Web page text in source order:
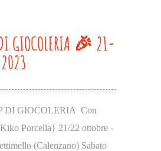
DI GIOCOLERIA 🎉 21-
DI GIOCOLERIA Con
Porcella} 21/22 ottobre -
(Calenzano) Sabato